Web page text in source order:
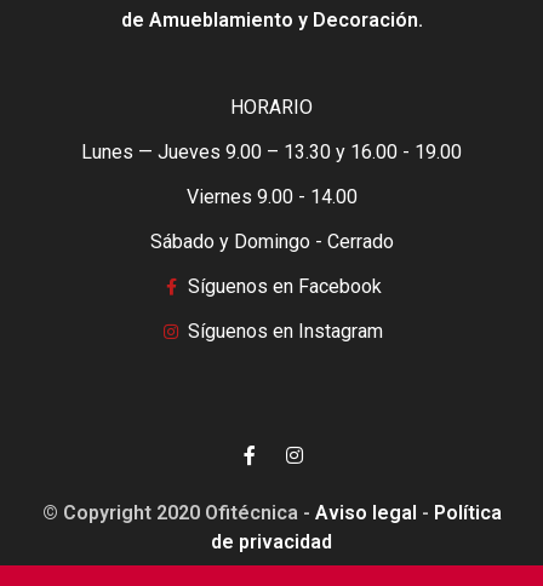
de Amueblamiento y Decoración.
HORARIO
Lunes — Jueves 9.00 – 13.30 y 16.00 - 19.00
Viernes 9.00 - 14.00
Sábado y Domingo - Cerrado
Síguenos en Facebook
Síguenos en Instagram
© Copyright 2020 Ofitécnica - Aviso legal - Política
de privacidad